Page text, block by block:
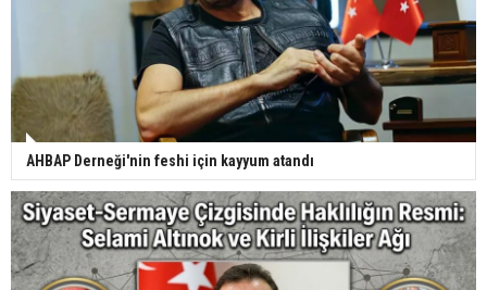
AHBAP Derneği'nin feshi için kayyum atandı